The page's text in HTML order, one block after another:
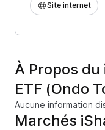
Site internet
À Propos
ETF (Ondo
Aucune information
Marchés